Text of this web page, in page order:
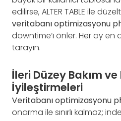
edilirse, ALTER TABLE ile
veritabanı optimizasyonu
downtime’ı önler. Her ay en
tarayın.
İleri Düzey Bakım
İyileştirmeleri
Veritabanı optimizasyonu
onarma ile sınırlı kalmaz;